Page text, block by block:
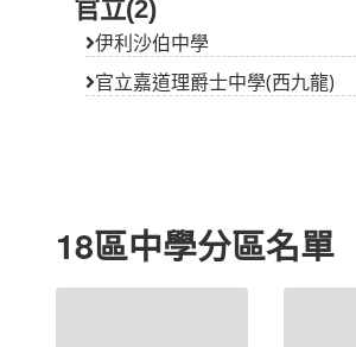
官立(2)
伊利沙伯中學
官立嘉道理爵士中學(西九龍)
18區中學分區名單